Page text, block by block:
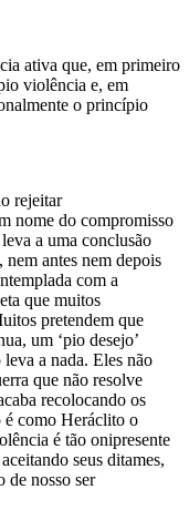
ativa que, em primeiro
violência e, em
o princípio
rejeitar
nome do compromisso
a uma conclusão
antes nem depois
com a
que muitos
pretendem que
um ‘pio desejo’
leva a nada. Eles não
que não resolve
recolocando os
é como Heráclito o
é tão onipresente
seus ditames,
de nosso ser